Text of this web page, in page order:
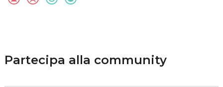
Partecipa alla community